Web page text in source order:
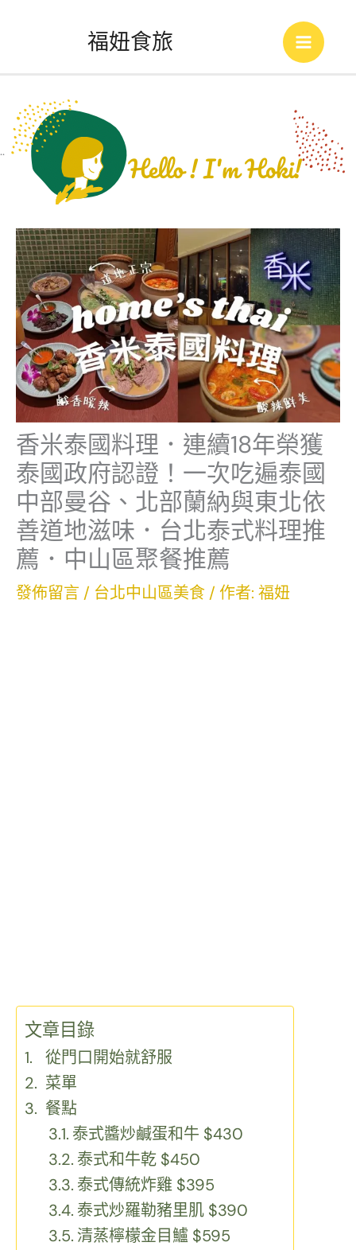
內
福妞食旅
Main
Menu
..
香米泰國料理．連續18年榮獲
泰國政府認證！一次吃遍泰國
中部曼谷、北部蘭納與東北依
善道地滋味．台北泰式料理推
薦．中山區聚餐推薦
發佈留言 / 台北中山區美食 / 作者: 福妞
文章目錄
從門口開始就舒服
菜單
餐點
泰式醬炒鹹蛋和牛 $430
泰式和牛乾 $450
泰式傳統炸雞 $395
泰式炒羅勒豬里肌 $390
清蒸檸檬金目鱸 $595